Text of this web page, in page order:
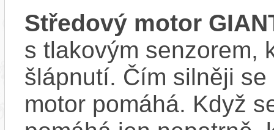
Středový motor
s tlakovým senzorem,
šlápnutí. Čím silněji
motor pomáhá. Když